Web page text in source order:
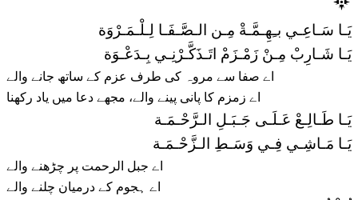
يَـا سَـاعِـي بـِهِـمَّـةْ مِـن الـصَّـفَـا لِـلْـمَـرْوَة
يَـا شَـارِبْ مِـنْ زَمْـزَمْ اتَـذَكَّـرْنِـي بِـدَعْـوَة
اے صفا سے مروہ کی طرف عزم کے ساتھ جانے والے
اے زمزم کا پانی پینے والے، مجھے دعا میں یاد رکھنا
يَـا طَـالِـعْ عَـلَـى جَـبَـلِ الـرَّحْـمَـة
يَـا مَـاشِـي فِـي وَسَـطِ الـزَّحْـمَـة
اے جبل الرحمت پر چڑھنے والے
اے ہجوم کے درمیان چلنے والے